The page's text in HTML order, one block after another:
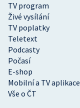
TV program
Živé vysílání
TV poplatky
Teletext
Podcasty
Počasí
E-shop
Mobilní a TV aplikace
Vše o ČT